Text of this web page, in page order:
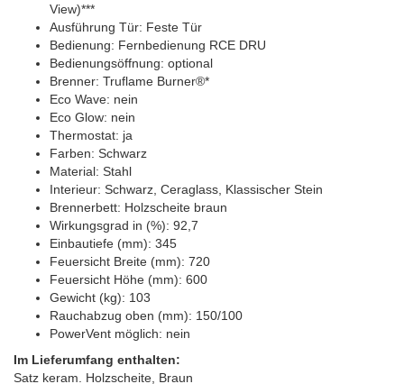
View)***
Ausführung Tür: Feste Tür
Bedienung: Fernbedienung RCE DRU
Bedienungsöffnung: optional
Brenner: Truflame Burner®*
Eco Wave: nein
Eco Glow: nein
Thermostat: ja
Farben: Schwarz
Material: Stahl
Interieur: Schwarz, Ceraglass, Klassischer Stein
Brennerbett: Holzscheite braun
Wirkungsgrad in (%): 92,7
Einbautiefe (mm): 345
Feuersicht Breite (mm): 720
Feuersicht Höhe (mm): 600
Gewicht (kg): 103
Rauchabzug oben (mm): 150/100
PowerVent möglich: nein
Im Lieferumfang enthalten:
Satz keram. Holzscheite, Braun